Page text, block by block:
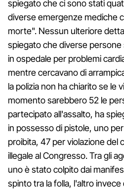
spiegato che ci sono stati
diverse emergenze mediche
morte". Nessun ulteriore
spiegato che diverse
in ospedale per problemi
mentre cercavano di
la polizia non ha chiarito se le
momento sarebbero 52 le
partecipato all'assalto, ha
in possesso di pistole, uno
proibita, 47 per violazione del
illegale al Congresso. Tra gli
uno è stato colpito dai
spinto tra la folla, l'altro